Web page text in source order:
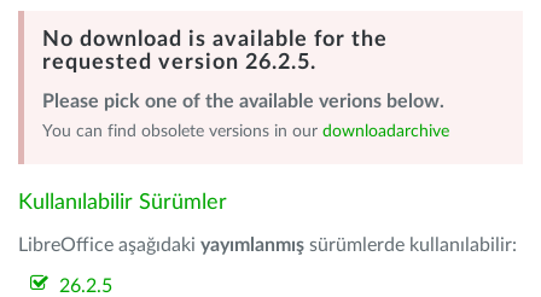
No download is available for the
requested version 26.2.5.
Please pick one of the available verions below.
You can find obsolete versions in our downloadarchive
Kullanılabilir Sürümler
LibreOffice aşağıdaki yayımlanmış sürümlerde kullanılabilir:
26.2.5